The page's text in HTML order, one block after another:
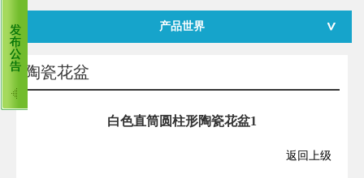
雅腾资讯
产品世界
陶瓷花盆
白色直筒圆柱形陶瓷花盆1
返回上级
租赁常见问题